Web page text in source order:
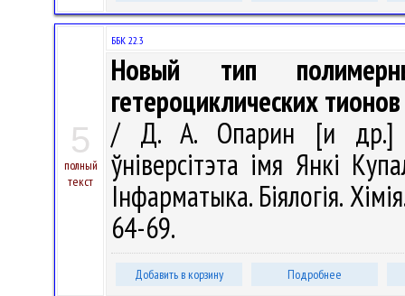
5
полный
текст
ББК 22.3
Новый тип
гетероциклических тионов
/ Д. А. Опарин [и др.] //
ўніверсітэта імя Янкі
Інфарматыка. Біялогія.
64-69.
Добавить в корзину Подробнее